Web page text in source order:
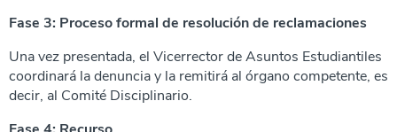
Fase 3: Proceso formal de resolución de reclamaciones
Una vez presentada, el Vicerrector de Asuntos Estudiantiles
coordinará la denuncia y la remitirá al órgano competente, es
decir, al Comité Disciplinario.